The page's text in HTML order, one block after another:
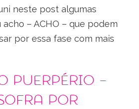
neste post algumas
– ACHO – que podem
por essa fase com mais
puerpério –
por